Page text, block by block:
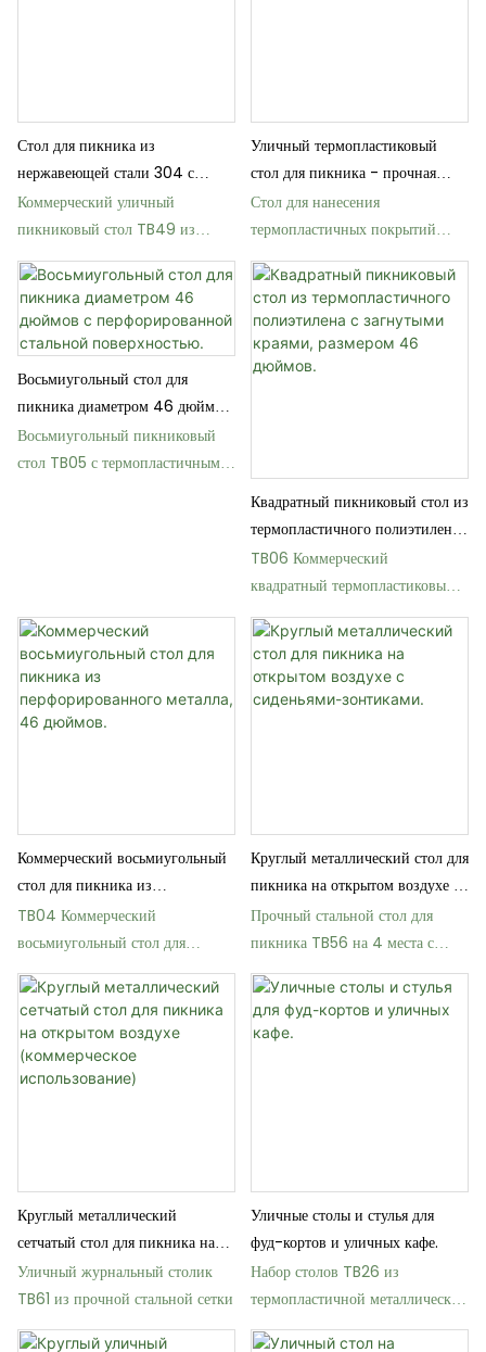
Стол для пикника из
нержавеющей стали 304 с
перфорированной столешницей
Коммерческий уличный
пикниковый стол TB49 из
нержавеющей стали, 6 футов 8
футов
Уличный термопластиковый
стол для пикника - прочная
садовая мебель
Стол для нанесения
термопластичных покрытий
TB18 Park - прочный и
долговечный.
Восьмиугольный стол для
пикника диаметром 46 дюймов
с перфорированной стальной
поверхностью.
Восьмиугольный пикниковый
стол TB05 с термопластичным
Квадратный пикниковый стол из
термопластичного полиэтилена
с загнутыми краями, размером
46 дюймов.
TB06 Коммерческий
квадратный термопластиковый
стол для пикника размером 46
дюймов
Коммерческий восьмиугольный
стол для пикника из
перфорированного металла, 46
дюймов.
TB04 Коммерческий
восьмиугольный стол для
пикника из перфорированного
металла
Круглый металлический стол для
пикника на открытом воздухе с
сиденьями-зонтиками.
Прочный стальной стол для
пикника TB56 на 4 места с
каркасом для зонта от солнца.
Круглый металлический
сетчатый стол для пикника на
открытом воздухе
(коммерческое использование)
Уличный журнальный столик
TB61 из прочной стальной сетки
Уличные столы и стулья для
фуд-кортов и уличных кафе.
Набор столов TB26 из
термопластичной металлической
сетки для садов и парков